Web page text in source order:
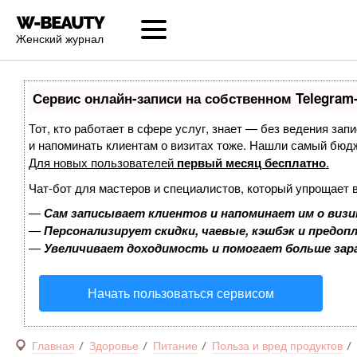
Женский журнал
Сервис онлайн-записи на собственном
Тот, кто работает в сфере услуг, знает — без ведения
и напоминать клиентам о визитах тоже. Нашли самый
Для новых пользователей первый месяц бесплатно.
Чат-бот для мастеров и специалистов, который упрощает
—Сам записывает клиентов и напоминает им о
—Персонализирует скидки, чаевые, кэшбэк и
—Увеличивает доходимость и помогает больше
Начать пользоваться сервисом
Главная Здоровье Питание Польза и вред продуктов